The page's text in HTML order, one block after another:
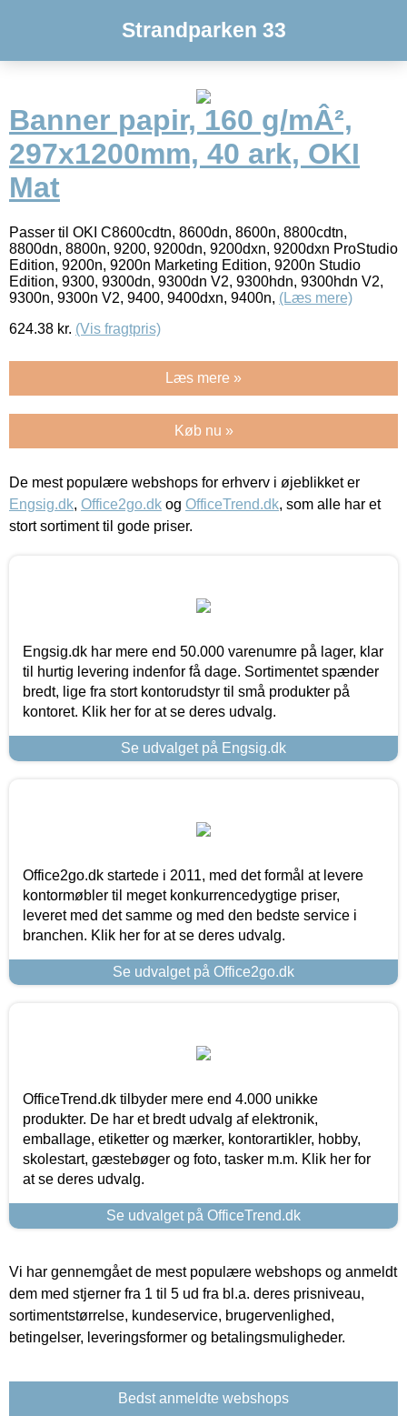
Strandparken 33
Banner papir, 160 g/mÂ²,
297x1200mm, 40 ark, OKI
Mat
Passer til OKI C8600cdtn, 8600dn, 8600n, 8800cdtn,
8800dn, 8800n, 9200, 9200dn, 9200dxn, 9200dxn ProStudio
Edition, 9200n, 9200n Marketing Edition, 9200n Studio
Edition, 9300, 9300dn, 9300dn V2, 9300hdn, 9300hdn V2,
9300n, 9300n V2, 9400, 9400dxn, 9400n, (Læs mere)
624.38 kr. (Vis fragtpris)
Læs mere »
Køb nu »
De mest populære webshops for erhverv i øjeblikket er
Engsig.dk, Office2go.dk og OfficeTrend.dk, som alle har et
stort sortiment til gode priser.
Engsig.dk har mere end 50.000 varenumre på lager, klar
til hurtig levering indenfor få dage. Sortimentet spænder
bredt, lige fra stort kontorudstyr til små produkter på
kontoret. Klik her for at se deres udvalg.
Se udvalget på Engsig.dk
Office2go.dk startede i 2011, med det formål at levere
kontormøbler til meget konkurrencedygtige priser,
leveret med det samme og med den bedste service i
branchen. Klik her for at se deres udvalg.
Se udvalget på Office2go.dk
OfficeTrend.dk tilbyder mere end 4.000 unikke
produkter. De har et bredt udvalg af elektronik,
emballage, etiketter og mærker, kontorartikler, hobby,
skolestart, gæstebøger og foto, tasker m.m. Klik her for
at se deres udvalg.
Se udvalget på OfficeTrend.dk
Vi har gennemgået de mest populære webshops og anmeldt
dem med stjerner fra 1 til 5 ud fra bl.a. deres prisniveau,
sortimentstørrelse, kundeservice, brugervenlighed,
betingelser, leveringsformer og betalingsmuligheder.
Bedst anmeldte webshops